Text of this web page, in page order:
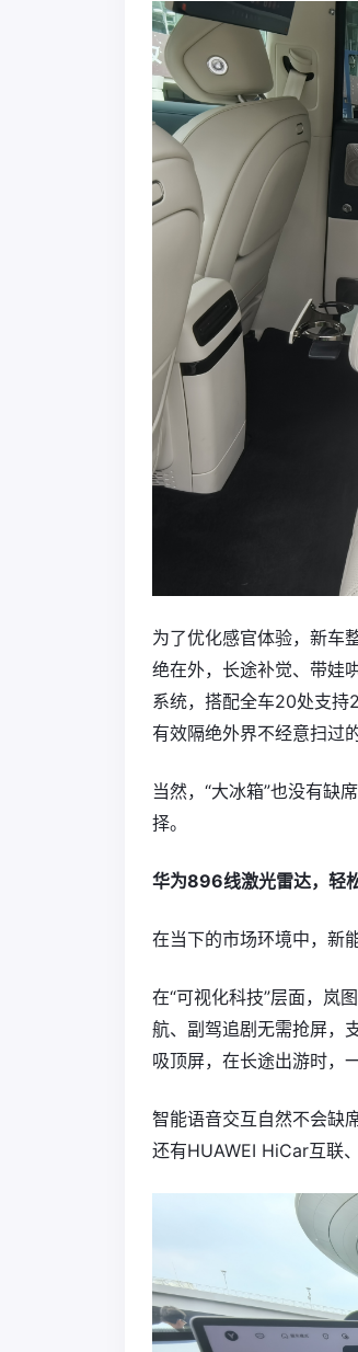
为了优化感官体验，新车
绝在外，长途补觉、带娃
系统，搭配全车20处支持
有效隔绝外界不经意扫过
当然，“大冰箱”也没有
择。
华为896线激光雷达，轻
在当下的市场环境中，新
在“可视化科技”层面，岚
航、副驾追剧无需抢屏，
吸顶屏，在长途出游时，
智能语音交互自然不会缺
还有HUAWEI HiCar互联